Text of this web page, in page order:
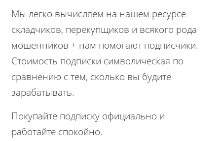
Мы легко вычисляем на нашем ресурсе
складчиков, перекупщиков и всякого рода
мошенников + нам помогают подписчики.
Стоимость подписки символическая по
сравнению с тем, сколько вы будите
зарабатывать.
Покупайте подписку официально и
работайте спокойно.